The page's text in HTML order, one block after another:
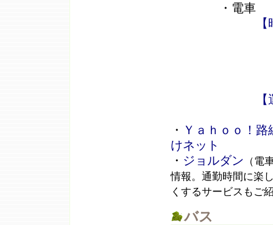
・電車
・ Ｙａｈｏｏ！路
けネット
・ ジョルダン （電
情報。通勤時間に楽
くするサービスもご
バス